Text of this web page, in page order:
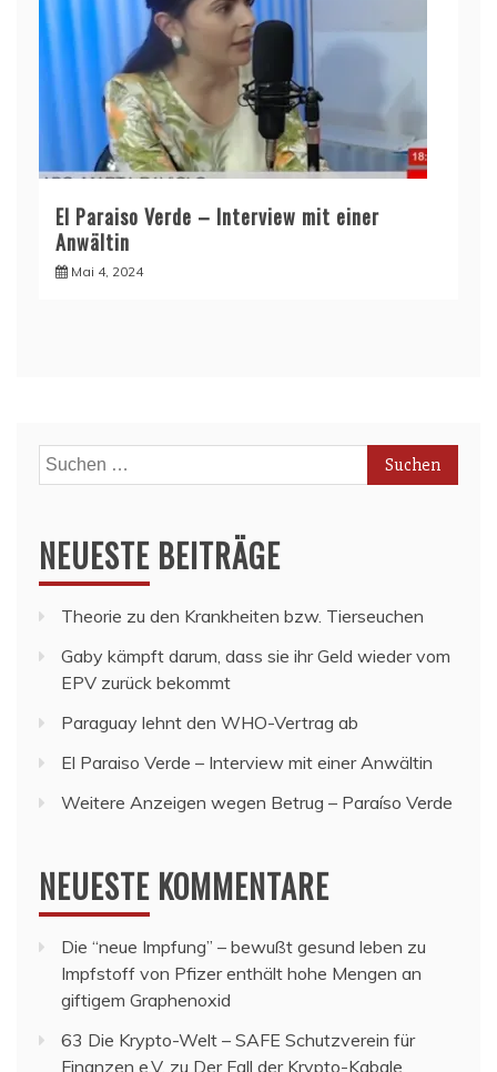
El Paraiso Verde – Interview mit einer
Anwältin
Mai 4, 2024
Suchen
nach:
NEUESTE BEITRÄGE
Theorie zu den Krankheiten bzw. Tierseuchen
Gaby kämpft darum, dass sie ihr Geld wieder vom
EPV zurück bekommt
Paraguay lehnt den WHO-Vertrag ab
El Paraiso Verde – Interview mit einer Anwältin
Weitere Anzeigen wegen Betrug – Paraíso Verde
NEUESTE KOMMENTARE
Die “neue Impfung” – bewußt gesund leben zu
Impfstoff von Pfizer enthält hohe Mengen an
giftigem Graphenoxid
63 Die Krypto-Welt – SAFE Schutzverein für
Finanzen e.V. zu Der Fall der Krypto-Kabale